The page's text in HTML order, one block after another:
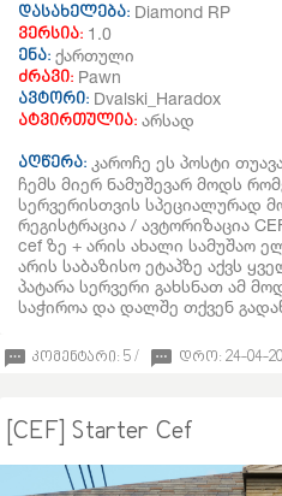
დასახელება: Diamond RP
ვერსია: 1.0
ენა: ქართული
ძრავი: Pawn
ავტორი: Dvalski_Haradox
ატვირთულია: არსად
აღწერა: კაროჩე ეს პოსტი
ჩემს მიერ ნამუშევარ მოდს
სერვერისთვის სპეციალურად
რეგისტრაცია / ავტორიზაცია
cef ზე + არის ახალი სამუშაო
არის საბაზისო ეტაპზე აქვს
პატარა სერვერი გახსნათ ამ
საჭიროა და დალშე თქვენ
კომენტარი: 5 / დრო: 24-04-
[CEF] Starter Cef